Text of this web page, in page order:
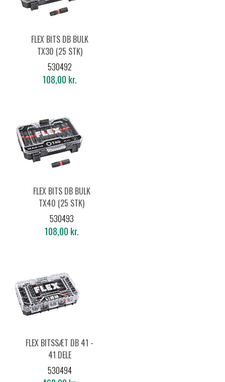
FLEX BITS DB BULK
TX30 (25 STK)
530492
108,00 kr.
FLEX BITS DB BULK
TX40 (25 STK)
530493
108,00 kr.
FLEX BITSSÆT DB 41 -
41 DELE
530494